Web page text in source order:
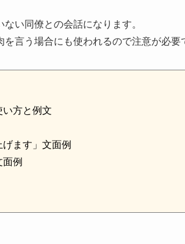
い同僚との会話になります。
言う場合にも使われるので注意が必要
い方と例文
ます」文面例
例